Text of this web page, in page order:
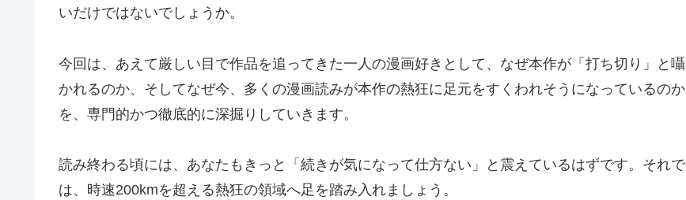
いだけではないでしょうか。
今回は、あえて厳しい目で作品を追ってきた一人の漫画好きとして、なぜ本作が「打ち切り」と囁
かれるのか、そしてなぜ今、多くの漫画読みが本作の熱狂に足元をすくわれそうになっているのか
を、専門的かつ徹底的に深掘りしていきます。
読み終わる頃には、あなたもきっと「続きが気になって仕方ない」と震えているはずです。それで
は、時速200kmを超える熱狂の領域へ足を踏み入れましょう。